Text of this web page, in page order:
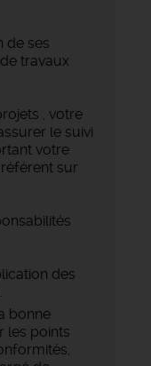
de ses
travaux
, votre
le suivi
votre
sur
des
bonne
les points